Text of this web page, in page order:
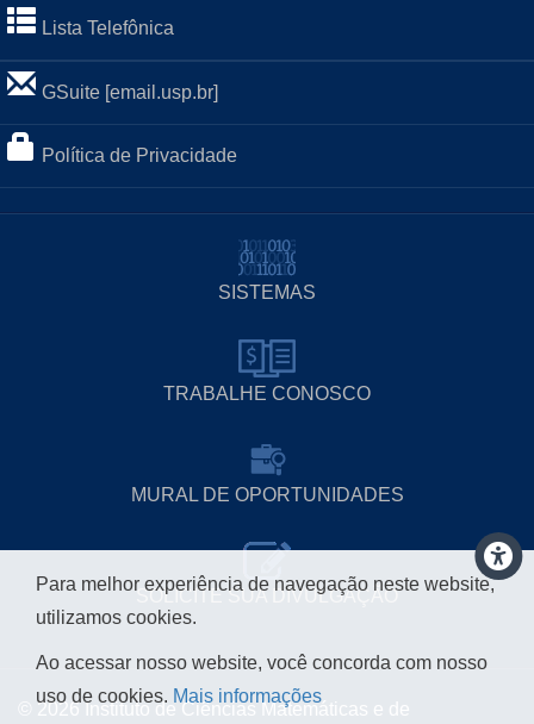
Lista Telefônica
GSuite [email.usp.br]
Política de Privacidade
SISTEMAS
TRABALHE CONOSCO
MURAL DE OPORTUNIDADES
SOLICITE SUA DIVULGAÇÃO
© 2026 Instituto de Ciências Matemáticas e de
Para melhor experiência de navegação neste website,
utilizamos cookies.
Ao acessar nosso website, você concorda com nosso
uso de cookies. Mais informações